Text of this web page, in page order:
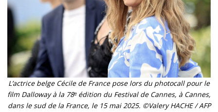
L’actrice belge Cécile de France pose lors du photocall pour le
film Dalloway à la 78ᵉ édition du Festival de Cannes, à Cannes,
dans le sud de la France, le 15 mai 2025. ©Valery HACHE / AFP